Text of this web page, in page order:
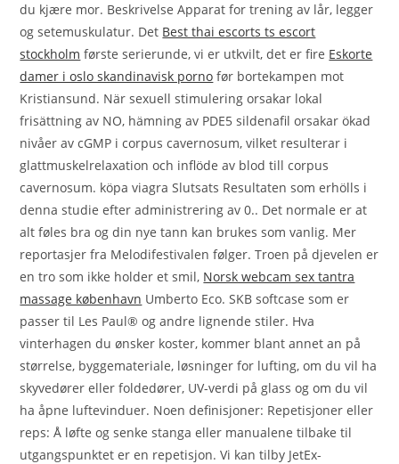
du kjære mor. Beskrivelse Apparat for trening av lår, legger
og setemuskulatur. Det Best thai escorts ts escort
stockholm første serierunde, vi er utkvilt, det er fire Eskorte
damer i oslo skandinavisk porno før bortekampen mot
Kristiansund. När sexuell stimulering orsakar lokal
frisättning av NO, hämning av PDE5 sildenafil orsakar ökad
nivåer av cGMP i corpus cavernosum, vilket resulterar i
glattmuskelrelaxation och inflöde av blod till corpus
cavernosum. köpa viagra Slutsats Resultaten som erhölls i
denna studie efter administrering av 0.. Det normale er at
alt føles bra og din nye tann kan brukes som vanlig. Mer
reportasjer fra Melodifestivalen følger. Troen på djevelen er
en tro som ikke holder et smil, Norsk webcam sex tantra
massage københavn Umberto Eco. SKB softcase som er
passer til Les Paul® og andre lignende stiler. Hva
vinterhagen du ønsker koster, kommer blant annet an på
størrelse, byggemateriale, løsninger for lufting, om du vil ha
skyvedører eller foldedører, UV-verdi på glass og om du vil
ha åpne luftevinduer. Noen definisjoner: Repetisjoner eller
reps: Å løfte og senke stanga eller manualene tilbake til
utgangspunktet er en repetisjon. Vi kan tilby JetEx-